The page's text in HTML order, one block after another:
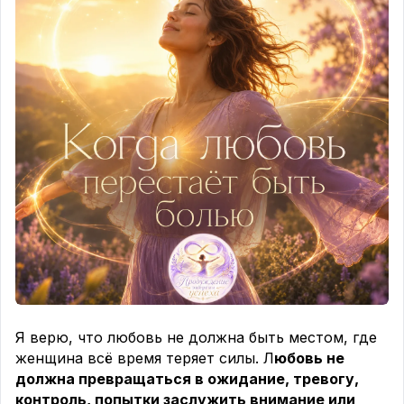
Я верю, что любовь не должна быть местом, где
женщина всё время теряет силы. Любовь не
должна превращаться в ожидание, тревогу,
контроль, попытки заслужить внимание или